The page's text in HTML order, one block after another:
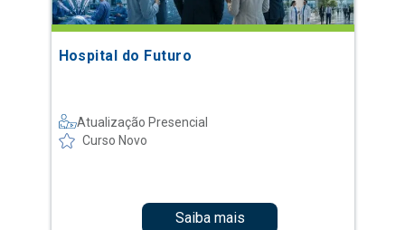
Hospital do Futuro
Atualização Presencial
Curso Novo
Saiba mais